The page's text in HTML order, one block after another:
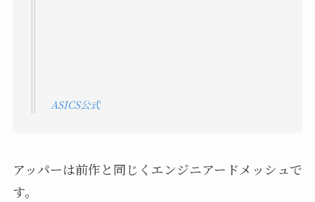
ASICS公式
アッパーは前作と同じくエンジニアードメッシュで
す。